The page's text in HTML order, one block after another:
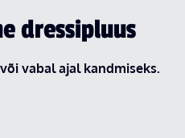
dressipluus
vabal ajal kandmiseks.